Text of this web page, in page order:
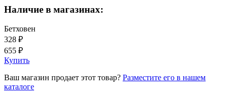
Наличие в магазинах:
Бетховен
328 ₽
655 ₽
Купить
Ваш магазин продает этот товар? Разместите его в нашем
каталоге